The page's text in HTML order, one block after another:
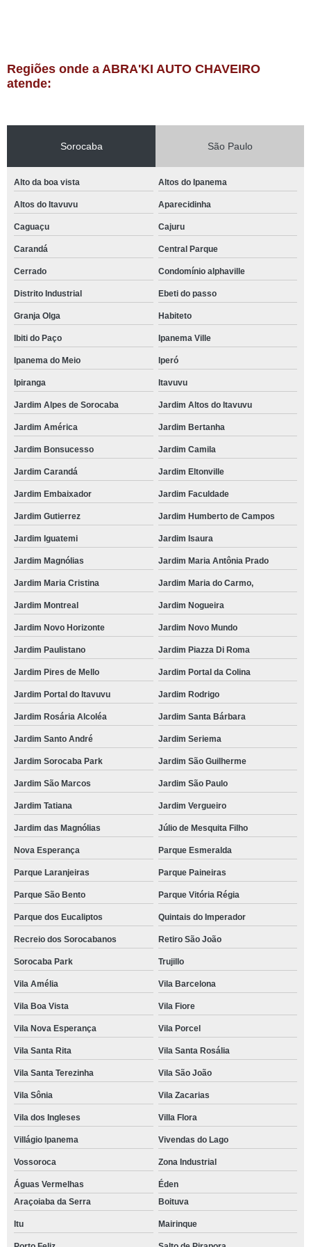
Regiões onde a ABRA'KI AUTO CHAVEIRO
atende:
Sorocaba São Paulo
Alto da boa vista Altos do Ipanema
Altos do Itavuvu Aparecidinha
Caguaçu Cajuru
Carandá Central Parque
Cerrado Condomínio alphaville
Distrito Industrial Ebeti do passo
Granja Olga Habiteto
Ibiti do Paço Ipanema Ville
Ipanema do Meio Iperó
Ipiranga Itavuvu
Jardim Alpes de Sorocaba Jardim Altos do Itavuvu
Jardim América Jardim Bertanha
Jardim Bonsucesso Jardim Camila
Jardim Carandá Jardim Eltonville
Jardim Embaixador Jardim Faculdade
Jardim Gutierrez Jardim Humberto de Campos
Jardim Iguatemi Jardim Isaura
Jardim Magnólias Jardim Maria Antônia Prado
Jardim Maria Cristina Jardim Maria do Carmo,
Jardim Montreal Jardim Nogueira
Jardim Novo Horizonte Jardim Novo Mundo
Jardim Paulistano Jardim Piazza Di Roma
Jardim Pires de Mello Jardim Portal da Colina
Jardim Portal do Itavuvu Jardim Rodrigo
Jardim Rosária Alcoléa Jardim Santa Bárbara
Jardim Santo André Jardim Seriema
Jardim Sorocaba Park Jardim São Guilherme
Jardim São Marcos Jardim São Paulo
Jardim Tatiana Jardim Vergueiro
Jardim das Magnólias Júlio de Mesquita Filho
Nova Esperança Parque Esmeralda
Parque Laranjeiras Parque Paineiras
Parque São Bento Parque Vitória Régia
Parque dos Eucaliptos Quintais do Imperador
Recreio dos Sorocabanos Retiro São João
Sorocaba Park Trujillo
Vila Amélia Vila Barcelona
Vila Boa Vista Vila Fiore
Vila Nova Esperança Vila Porcel
Vila Santa Rita Vila Santa Rosália
Vila Santa Terezinha Vila São João
Vila Sônia Vila Zacarias
Vila dos Ingleses Villa Flora
Villágio Ipanema Vivendas do Lago
Vossoroca Zona Industrial
Águas Vermelhas
Éden
Araçoiaba da Serra
Boituva
Itu Mairinque